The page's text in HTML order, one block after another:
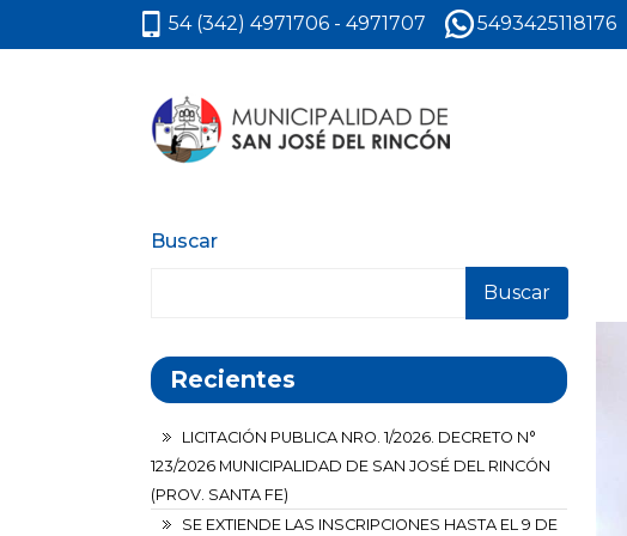
54 (342) 4971706 - 4971707 5493425118176
Buscar
Buscar
Recientes
LICITACIÓN PUBLICA NRO. 1/2026. DECRETO N°
123/2026 MUNICIPALIDAD DE SAN JOSÉ DEL RINCÓN
(PROV. SANTA FE)
SE EXTIENDE LAS INSCRIPCIONES HASTA EL 9 DE